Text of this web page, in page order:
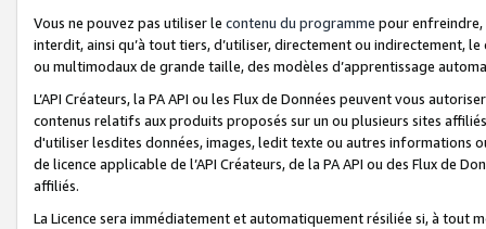
Vous ne pouvez pas utiliser le contenu du programme pour
interdit, ainsi qu’à tout tiers, d’utiliser, directement ou indirectement,
ou multimodaux de grande taille, des modèles d’apprentissage
L’API Créateurs, la PA API ou les Flux de Données peuvent vous
contenus relatifs aux produits proposés sur un ou plusieurs sites
d'utiliser lesdites données, images, ledit texte ou autres informations
de licence applicable de l’API Créateurs, de la PA API ou des Flux de
affiliés.
La Licence sera immédiatement et automatiquement résiliée si, à